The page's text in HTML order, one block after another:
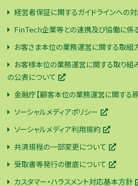
経営者保証に関するガイドラインへの
FinTech企業等との連携及び協働に係
お客さま本位の業務運営に関する取組
お客様本位の業務運営に関する取り
の公表について
金融庁【顧客本位の業務運営に関する
ソーシャルメディアポリシー
ソーシャルメディア利用規約
共済規程の一部変更について
受取書等発行の徹底について
カスタマー・ハラスメント対応基本方針